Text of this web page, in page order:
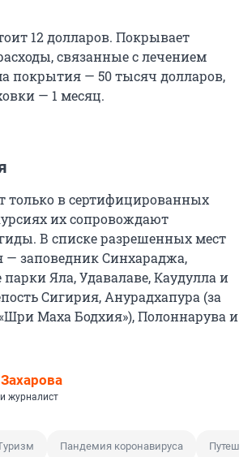
12 долларов. Покрывает
связанные с лечением
покрытия — 50 тысяч долларов,
— 1 месяц.
только в сертифицированных
их сопровождают
В списке разрешенных мест
— заповедник Синхараджа,
Яла, Удавалаве, Каудулла и
Сигирия, Анурадхапура (за
Маха Бодхия»), Полоннарува и
журналист
Пандемия коронавируса